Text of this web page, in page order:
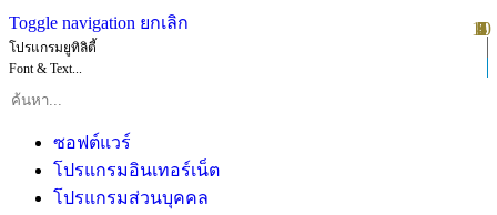
Toggle navigation ยกเลิก
โปรแกรมยูทิลิตี้
Font & Text...
ซอฟต์แวร์
โปรแกรมอินเทอร์เน็ต
โปรแกรมส่วนบุคคล
1
2
3
4
5
6
7
8
9
10